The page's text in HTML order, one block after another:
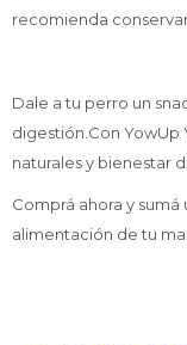
recomienda
Dale a tu perro un
digestión.Con
naturales y bienestar
Comprá ahora y
alimentación de tu